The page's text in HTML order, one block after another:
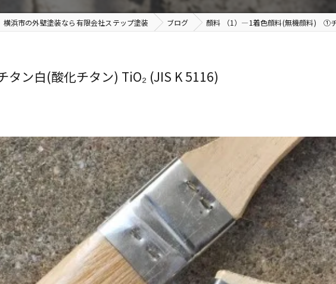
横浜市の外壁塗装なら有限会社ステップ塗装 ブログ 顏料 （1）―1着色顔料(無機顔料) ①チ
ン白(酸化チタン) TiO₂ (JIS K 5116)